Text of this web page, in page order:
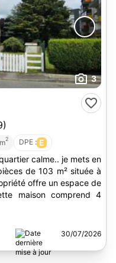
3
2 DPE : E
calme.. je mets en
de 103 m² située à
offre un espace de
maison comprend 4
30/07/2026